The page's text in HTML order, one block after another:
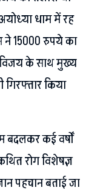
धाम में रह
ने 15000 रुपये का
विजय के साथ मुख्य
गिरफ्तार किया
बदलकर कई वर्षों
रोग विशेषज्ञ
पहचान बताई जा